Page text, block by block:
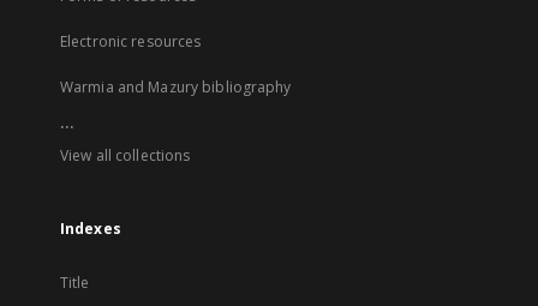
Electronic resources
Warmia and Mazury bibliography
...
View all collections
Indexes
Title